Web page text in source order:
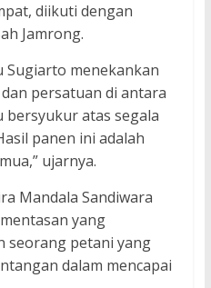
diikuti dengan
Jamrong.
Sugiarto menekankan
persatuan di antara
bersyukur atas segala
panen ini adalah
ujarnya.
Mandala Sandiwara
yang
seorang petani yang
dalam mencapai